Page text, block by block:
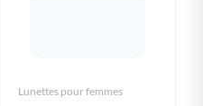
Lunettes pour femmes